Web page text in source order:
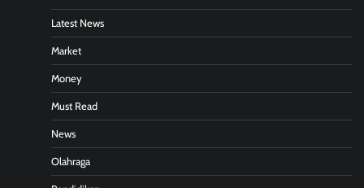
Latest News
Market
Money
Must Read
News
Olahraga